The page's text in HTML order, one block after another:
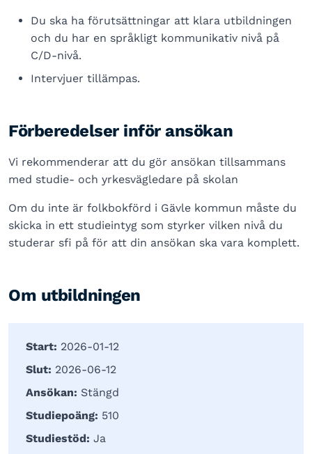
Du ska ha förutsättningar att klara utbildningen
och du har en språkligt kommunikativ nivå på
C/D-nivå.
Intervjuer tillämpas.
Förberedelser inför ansökan
Vi rekommenderar att du gör ansökan tillsammans
med studie- och yrkesvägledare på skolan
Om du inte är folkbokförd i Gävle kommun måste du
skicka in ett studieintyg som styrker vilken nivå du
studerar sfi på för att din ansökan ska vara komplett.
Om utbildningen
Start: 2026-01-12
Slut: 2026-06-12
Ansökan: Stängd
Studiepoäng: 510
Studiestöd: Ja